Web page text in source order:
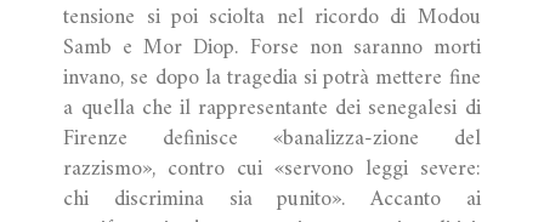
tensione si poi sciolta nel ricordo di Modou
Samb e Mor Diop. Forse non saranno morti
invano, se dopo la tragedia si potrà mettere fine
a quella che il rappresentante dei senegalesi di
Firenze definisce «banalizza-zione del
razzismo», contro cui «servono leggi severe:
chi discrimina sia punito». Accanto ai